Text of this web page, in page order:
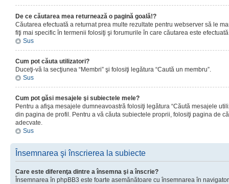
De ce căutarea mea returnează o pagină goală!?
Căutarea efectuată a returnat prea multe rezultate pentru webserver să le
fiţi mai specific în termenii folosiţi şi forumurile în care căutarea este
Sus
Cum pot căuta utilizatori?
Duceţi-vă la secţiunea “Membri” şi folosiţi legătura “Caută un membru”.
Sus
Cum pot găsi mesajele şi subiectele mele?
Pentru a afişa mesajele dumneavoastră folosiţi legătura “Căută mesajele
din pagina de profil. Pentru a vă căuta subiectele proprii, folosiţi pagina de
adecvate.
Sus
Însemnarea şi înscrierea la subiecte
Care este diferenţa dintre a însemna şi a înscrie?
Însemnarea în phpBB3 este foarte asemănătoare cu însemnarea în